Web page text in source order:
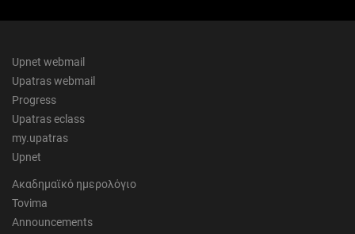
Upnet webmail
Upatras webmail
Progress
Upatras eclass
my.upatras
Upnet
Ακαδημαϊκό ημερολόγιο
Tovima
Announcements